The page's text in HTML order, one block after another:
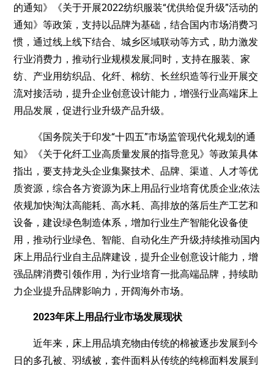
的通知》《关于开展2022纺织服装“优供给促升级”活动的
通知》等政策，支持以品牌为基础，结合国内市场消费习
惯，通过线上线下结合、城乡区域联动等方式，助力激发
行业消费力，推动行业规模发展;同时，支持在服装、家
纺、产业用纺织品、化纤、棉纺、长丝织造等行业开展交
流对接活动，提升企业创意设计能力，增强行业高端床上
用品发展，促进行业升级产品升级。
《国务院关于印发“十四五”市场监管现代化规划的通
知》《关于化纤工业高质量发展的指导意见》等政策具体
指出，要支持龙头企业集聚技术、品牌、渠道、人才等优
质资源，综合各方资源为床上用品行业培育优质企业;依法
依规加快淘汰高能耗、高水耗、高排放的落后生产工艺和
设备，建设绿色制造体系，增加行业生产智能化设备使
用，推动行业绿色、智能、自动化生产升级;持续推动国内
床上用品行业自主品牌建设，提升企业创意设计能力，增
强品牌消费引领作用，为行业培育一批高端品牌，持续助
力企业提升品牌影响力，开阔海外市场。
2023年床上用品行业市场发展现状
近年来，床上用品填充物由传统的棉被逐步发展到今
日的多孔被、羽绒被，套件面料从传统的纯棉面料发展到